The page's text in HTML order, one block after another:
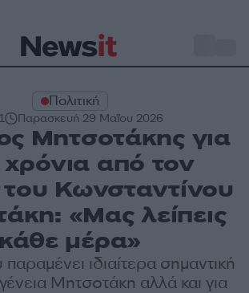
Πολιτική
Παρασκευή 29 Μαΐου 2026
Μητσοτάκης για
από τον
Κωνσταντίνου
«Μας λείπεις
κάθε μέρα»
ιδιαίτερα σημαντική
Μητσοτάκη αλλά και για